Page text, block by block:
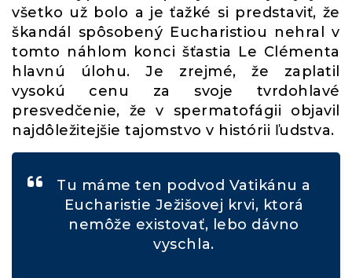
všetko už bolo a je ťažké si predstaviť, že
škandál spôsobený Eucharistiou nehral v
tomto náhlom konci šťastia Le Clémenta
hlavnú úlohu. Je zrejmé, že zaplatil
vysokú cenu za svoje tvrdohlavé
presvedčenie, že v spermatofágii objavil
najdôležitejšie tajomstvo v histórii ľudstva.
Tu máme ten podvod Vatikánu a
Eucharistie Ježišovej krvi, ktorá
nemôže existovať, lebo dávno
vyschla.